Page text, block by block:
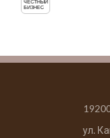
ЧЕСТНЫЙ
БИЗНЕС
ул.